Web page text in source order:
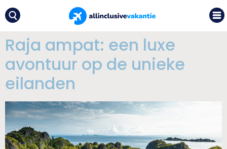
Raja ampat: een luxe
avontuur op de unieke
eilanden